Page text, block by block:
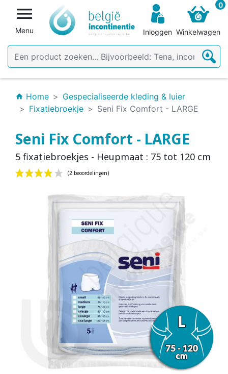

Menu Inloggen
0
Winkelwagen
home Home
Gespecialiseerde kleding & luier
Fixatiebroekje
Seni Fix Comfort - LARGE
Seni Fix Comfort - LARGE
5 fixatiebroekjes - Heupmaat : 75 tot 120 cm
(2 beoordelingen)